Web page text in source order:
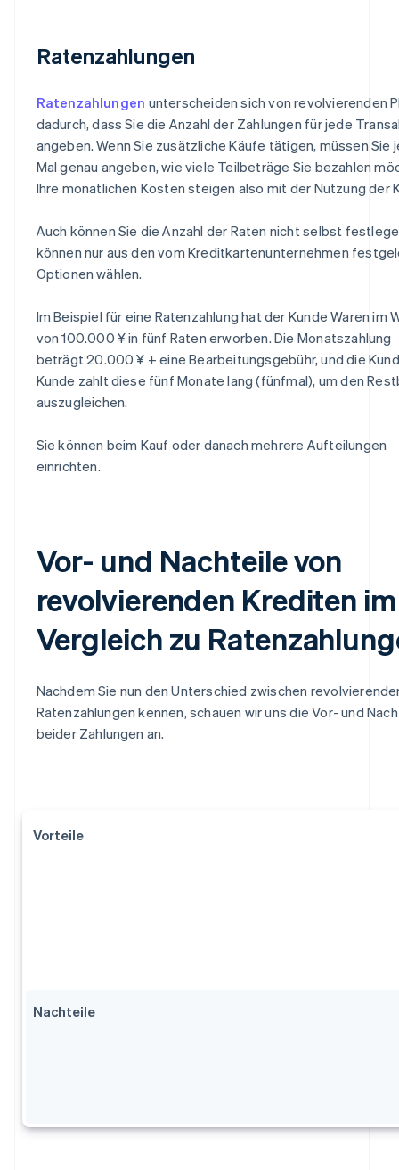
Ratenzahlungen
Ratenzahlungen unterscheiden sich von revolvierenden
dadurch, dass Sie die Anzahl der Zahlungen für jede
angeben. Wenn Sie zusätzliche Käufe tätigen, müssen Sie
Mal genau angeben, wie viele Teilbeträge Sie bezahlen
Ihre monatlichen Kosten steigen also mit der Nutzung der
Auch können Sie die Anzahl der Raten nicht selbst
können nur aus den vom Kreditkartenunternehmen
Optionen wählen.
Im Beispiel für eine Ratenzahlung hat der Kunde Waren im
von 100.000 ¥ in fünf Raten erworben. Die Monatszahlung
beträgt 20.000 ¥ + eine Bearbeitungsgebühr, und die
Kunde zahlt diese fünf Monate lang (fünfmal), um den
auszugleichen.
Sie können beim Kauf oder danach mehrere Aufteilungen
einrichten.
Vor- und Nachteile von
revolvierenden Krediten im
Vergleich zu
Nachdem Sie nun den Unterschied zwischen
Ratenzahlungen kennen, schauen wir uns die Vor- und
beider Zahlungen an.
Vorteile
Nachteile